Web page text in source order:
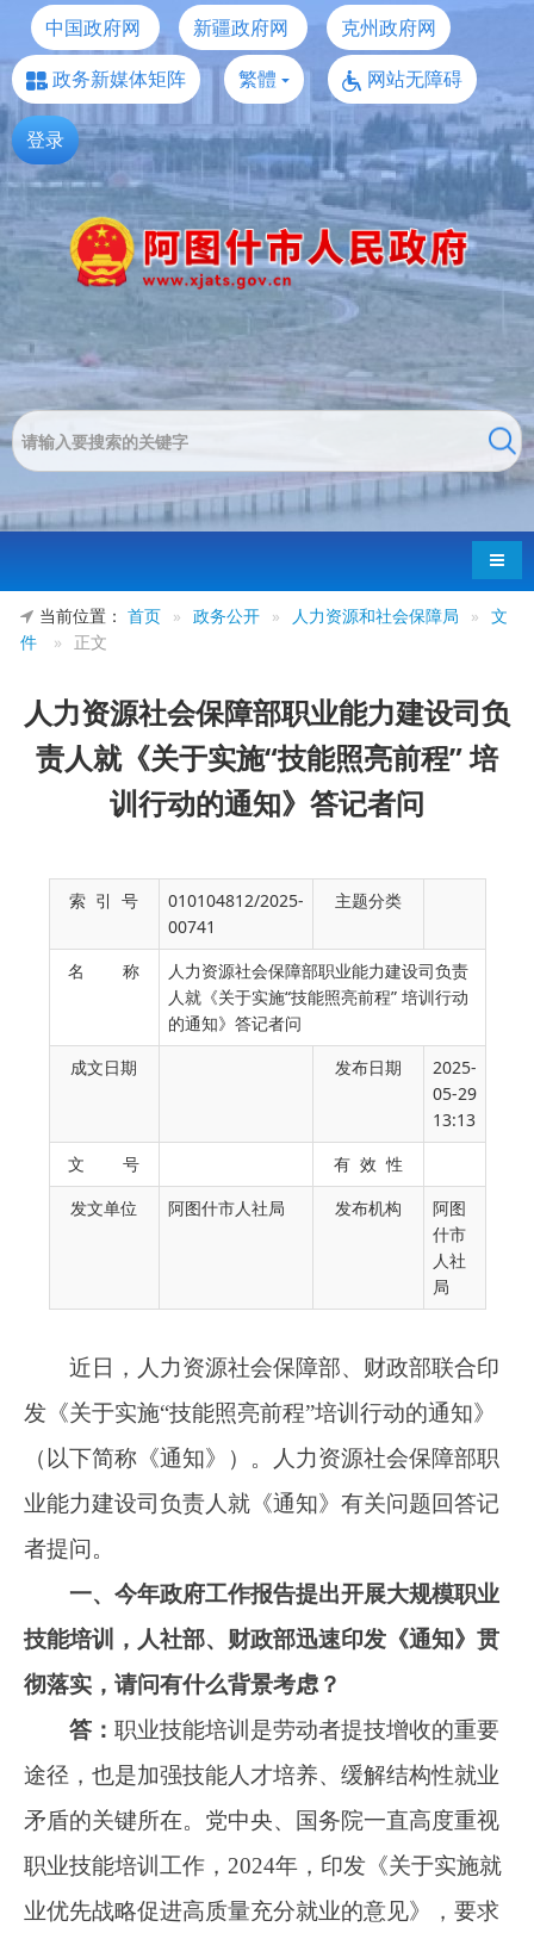
中国政府网 新疆政府网
克州政府网
政务新媒体矩阵
繁體 网站无障碍
登录
导航
当前位置： 首页 » 政务公开 » 人力资源和社会保障局 » 文
件
» 正文
人力资源社会保障部职业能力建设司负
责人就《关于实施“技能照亮前程” 培
训行动的通知》答记者问
索 引 号
010104812/2025-
00741
主题分类
名 称
人力资源社会保障部职业能力建设司负责
人就《关于实施“技能照亮前程” 培训行动
的通知》答记者问
成文日期
发布日期
2025-
05-29
13:13
文 号
有 效 性
发文单位
阿图什市人社局 发布机构
阿图
什市
人社
局
近日，人力资源社会保障部、财政部联合印
发《关于实施“技能照亮前程”培训行动的通知》
（以下简称《通知》）。人力资源社会保障部职
技能培训，人社部、财政部迅速印发《通知》贯
彻落实，请问有什么背景考虑？
矛盾的关键所在。党中央、国务院一直高度重视
职业技能培训工作，2024年，印发《关于实施就
业优先战略促进高质量充分就业的意见》，要求
健全终身职业技能培训制度，大力开展职业技能
培训。2025年1月17日，国务院常务会议研究促
能培训，在培训资金投入、设施建设、企业参与
等方面加大支持，分行业领域制定培训计划，提
高培训层次和补助水平，培养更多发展所需人
才。今年政府工作报告明确要“开展大规模职业技